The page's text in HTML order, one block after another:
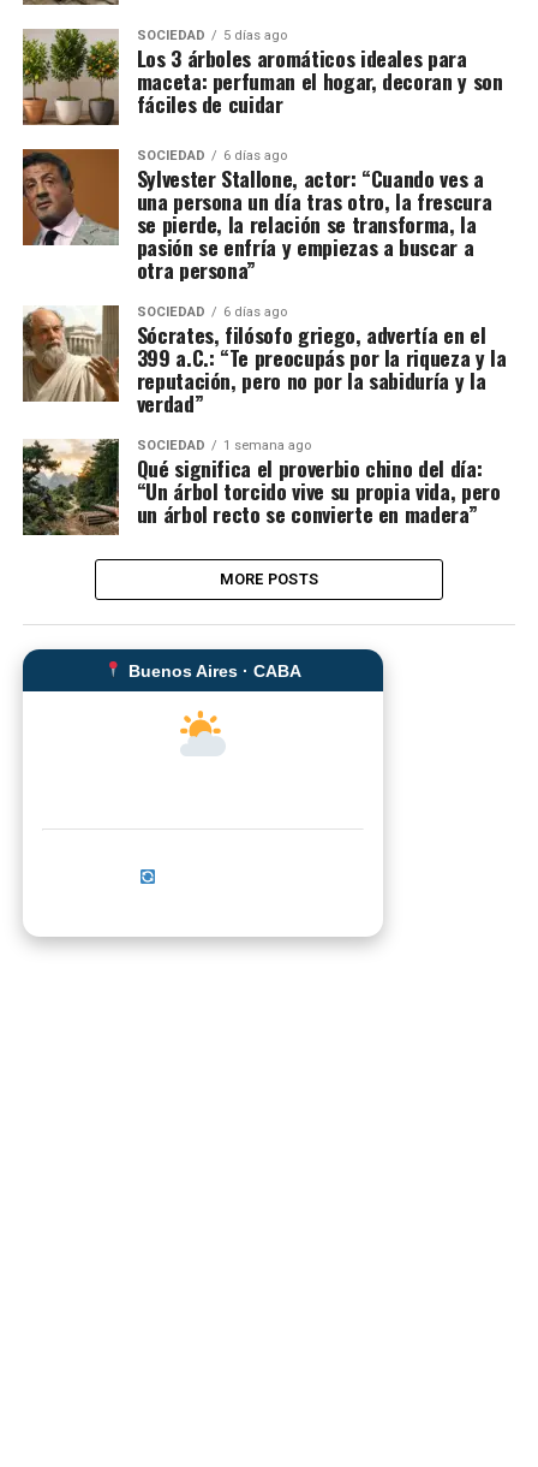
SOCIEDAD 5 días ago
Los 3 árboles aromáticos ideales para
maceta: perfuman el hogar, decoran y son
fáciles de cuidar
SOCIEDAD 6 días ago
Sylvester Stallone, actor: “Cuando ves a
una persona un día tras otro, la frescura
se pierde, la relación se transforma, la
pasión se enfría y empiezas a buscar a
otra persona”
SOCIEDAD 6 días ago
Sócrates, filósofo griego, advertía en el
399 a.C.: “Te preocupás por la riqueza y la
reputación, pero no por la sabiduría y la
verdad”
SOCIEDAD 1 semana ago
Qué significa el proverbio chino del día:
“Un árbol torcido vive su propia vida, pero
un árbol recto se convierte en madera”
MORE POSTS
Buenos Aires · CABA